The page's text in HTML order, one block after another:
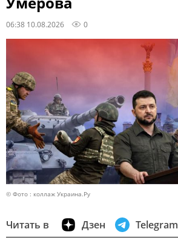
06:38 10.08.2026 0
© Фото : коллаж Украина.Ру
Читать в Дзен Telegram